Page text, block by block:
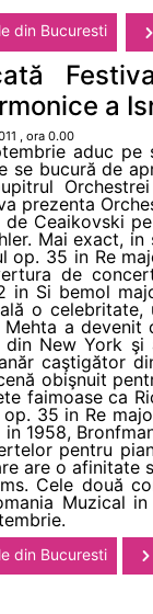
din Bucuresti
a
, ora 0.00
aduc
se bucură de
prezenta
Ceaikovski
Mai exact,
op. 35 in Re
de
in Si bemol
o
Mehta a
New York şi
caştigător
obişnuit
faimoase ca
35 in Re
1958,
pentru
are o afinitate
Cele două
Muzical
din Bucuresti